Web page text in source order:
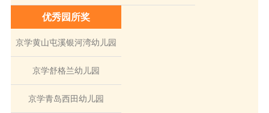
优秀园所奖
京学黄山屯溪银河湾幼儿园
京学舒格兰幼儿园
京学青岛西田幼儿园